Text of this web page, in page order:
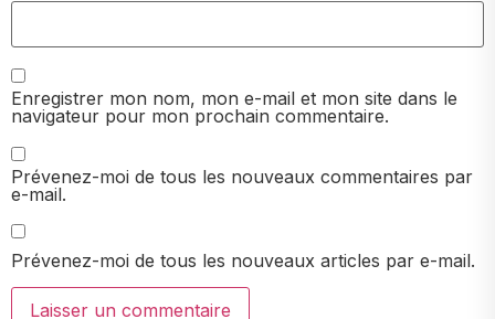
Enregistrer mon nom, mon e-mail et mon site dans le
navigateur pour mon prochain commentaire.
Prévenez-moi de tous les nouveaux commentaires par
e-mail.
Prévenez-moi de tous les nouveaux articles par e-mail.